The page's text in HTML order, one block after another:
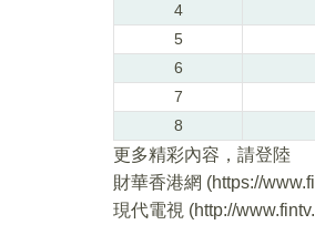
4
5
6
7
8
更多精彩內容，請登陸
財華香港網 (https://
現代電視 (http://